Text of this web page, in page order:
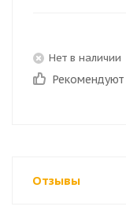
Нет в наличии
Рекомендуют
Отзывы